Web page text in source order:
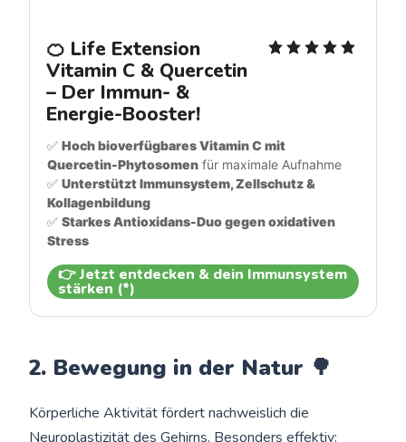
🍊 Life Extension
Vitamin C & Quercetin
– Der Immun- &
Energie-Booster!
✅ Hoch bioverfügbares Vitamin C mit
Quercetin-Phytosomen für maximale Aufnahme
✅ Unterstützt Immunsystem, Zellschutz &
Kollagenbildung
✅ Starkes Antioxidans-Duo gegen oxidativen
Stress
👉 Jetzt entdecken & dein Immunsystem
stärken (*)
2. Bewegung in der Natur 🌳
Körperliche Aktivität fördert nachweislich die
Neuroplastizität des Gehirns. Besonders effektiv: